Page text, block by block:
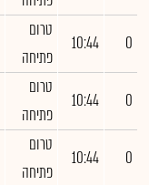
0
10:44
טרום
פתיחה
0
10:44
טרום
פתיחה
0
10:44
טרום
פתיחה